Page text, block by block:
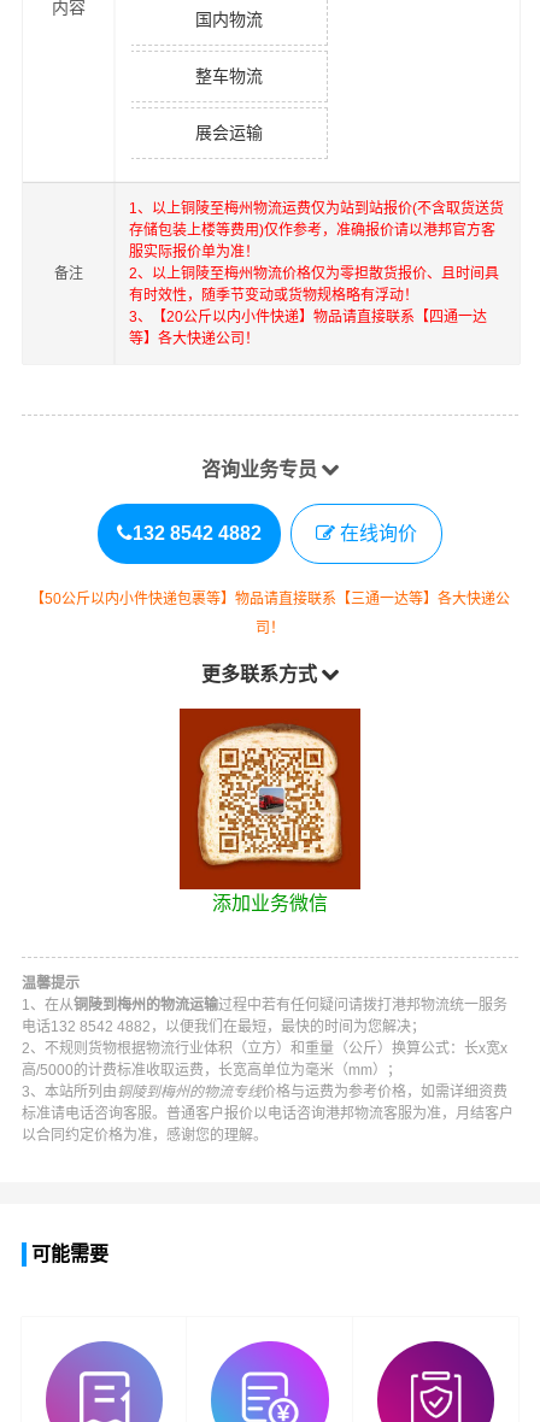
内容
国内物流
整车物流
展会运输
备注
1、以上铜陵至梅州物流运费仅为站到站报价(不含取货送货
存储包装上楼等费用)仅作参考，准确报价请以港邦官方客
服实际报价单为准！
2、以上铜陵至梅州物流价格仅为零担散货报价、且时间具
有时效性，随季节变动或货物规格略有浮动！
3、【20公斤以内小件快递】物品请直接联系【四通一达
等】各大快递公司！
咨询业务专员
132 8542 4882 在线询价
【50公斤以内小件快递包裹等】物品请直接联系【三通一达等】各大快递公
司！
更多联系方式
添加业务微信
温馨提示
1、在从铜陵到梅州的物流运输过程中若有任何疑问请拨打 港邦物流统一服务
电话132 8542 4882 ，以便我们在最短，最快的时间为您解决；
2、不规则货物根据物流行业体积（立方）和重量（公斤）换算公式：长x宽x
高/5000的计费标准收取运费，长宽高单位为毫米（mm）；
3、本站所列由铜陵到梅州的物流专线价格与运费为参考价格，如需详细资费
标准请电话咨询客服。普通客户报价以电话咨询港邦物流客服为准，月结客户
以合同约定价格为准，感谢您的理解。
可能需要